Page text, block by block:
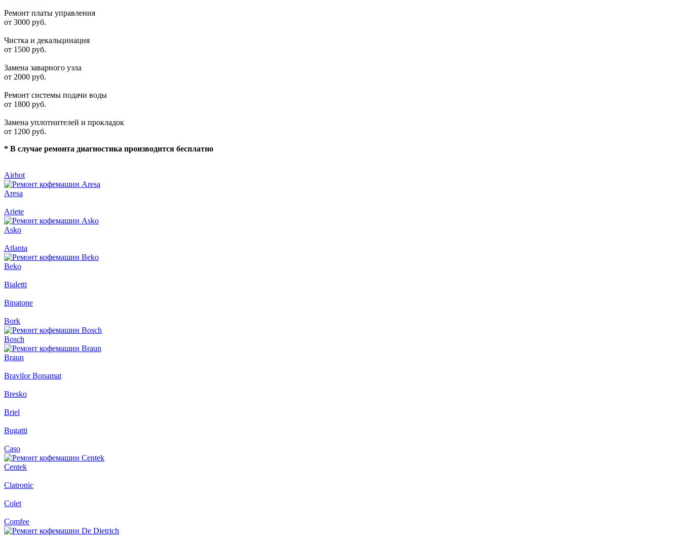
Ремонт платы управления
от 3000 руб.
Чистка и декальцинация
от 1500 руб.
Замена заварного узла
от 2000 руб.
Ремонт системы подачи воды
от 1800 руб.
Замена уплотнителей и прокладок
от 1200 руб.
* В случае ремонта диагностика производится бесплатно
Airhot
Aresa
Ariete
Asko
Atlanta
Beko
Bialetti
Binatone
Bork
Bosch
Braun
Bravilor Bonamat
Bresko
Briel
Bugatti
Caso
Centek
Clatronic
Colet
Comfee